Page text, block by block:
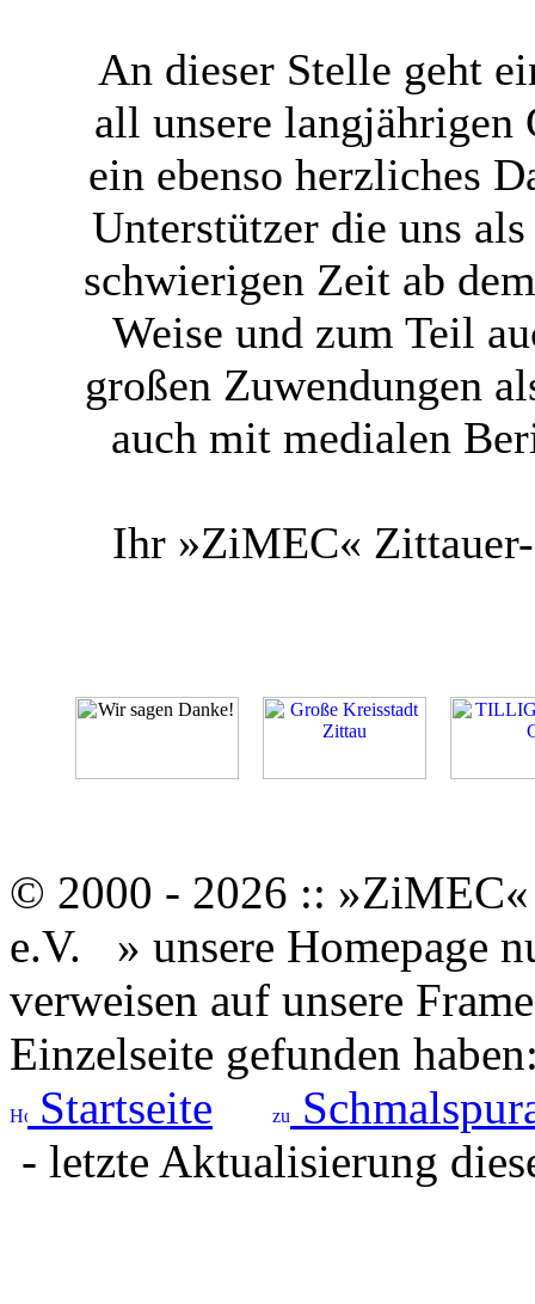
An dieser Stelle geht
all unsere langjährigen
ein ebenso herzliches
Unterstützer die uns
schwierigen Zeit ab
Weise und zum Teil
großen Zuwendungen
auch mit medialen
Ihr »ZiMEC«
© 2000 - 2026 ::
e.V.
» unsere Homepage
verweisen auf unsere
Einzelseite gefunden
Startseite
- letzte Aktualisierung